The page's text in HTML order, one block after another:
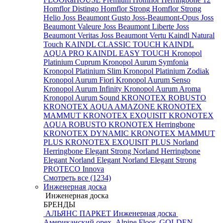
Homflor Distingo Homflor Strong Homflor Strong
Helio Joss Beaumont Gusto Joss-Beaumont-Opus Joss
Beaumont Valeure Joss Beaumont Liberte Joss
Beaumont Veritas Joss Beaumont Vertu Kaindl Natural
Touch KAINDL CLASSIC TOUCH KAINDL
AQUA PRO KAINDL EASY TOUCH Kronopol
Platinium Cuprum Kronopol Aurum Symfonia
Kronopol Platinium Slim Kronopol Platinium Zodiak
Kronopol Aurum Fiori Kronopol Aurum Senso
Kronopol Aurum Infinity Kronopol Aurum Aroma
Kronopol Aurum Sound KRONOTEX ROBUSTO
KRONOTEX AQUA AMAZONE KRONOTEX
MAMMUT KRONOTEX EXQUISIT KRONOTEX
AQUA ROBUSTO KRONOTEX Herringbone
KRONOTEX DYNAMIC KRONOTEX MAMMUT
PLUS KRONOTEX EXQUISIT PLUS Norland
Herringbone Elegant Strong Norland Herringbone
Elegant Norland Elegant Norland Elegant Strong
PROTECO Innova
Смотреть все (1234)
Инженерная доска
Инженерная доска
БРЕНДЫ
АЛЬЯНС ПАРКЕТ Инженерная доска